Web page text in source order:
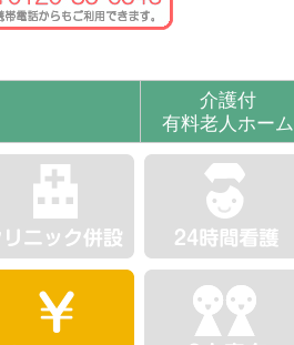
介護付
有料老人ホーム